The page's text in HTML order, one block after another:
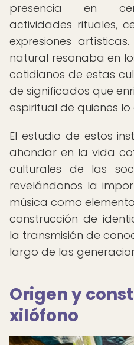
presencia en
actividades rituales,
expresiones
natural resonaba en
cotidianos de estas
de significados que
espiritual de quienes
El estudio de estos
ahondar en la vida
culturales de las
revelándonos la
música como
construcción de
la transmisión de
largo de las
Origen y
xilófono